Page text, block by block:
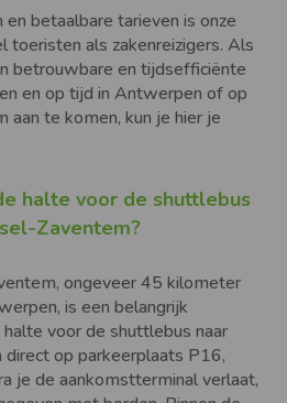
betaalbare tarieven is onze
toeristen als zakenreizigers. Als
betrouwbare en tijdsefficiënte
en op tijd in Antwerpen of op
aan te komen, kun je hier je
halte voor de shuttlebus
Zaventem?
ongeveer 45 kilometer
is een belangrijk
voor de shuttlebus naar
op parkeerplaats P16,
je de aankomstterminal verlaat,